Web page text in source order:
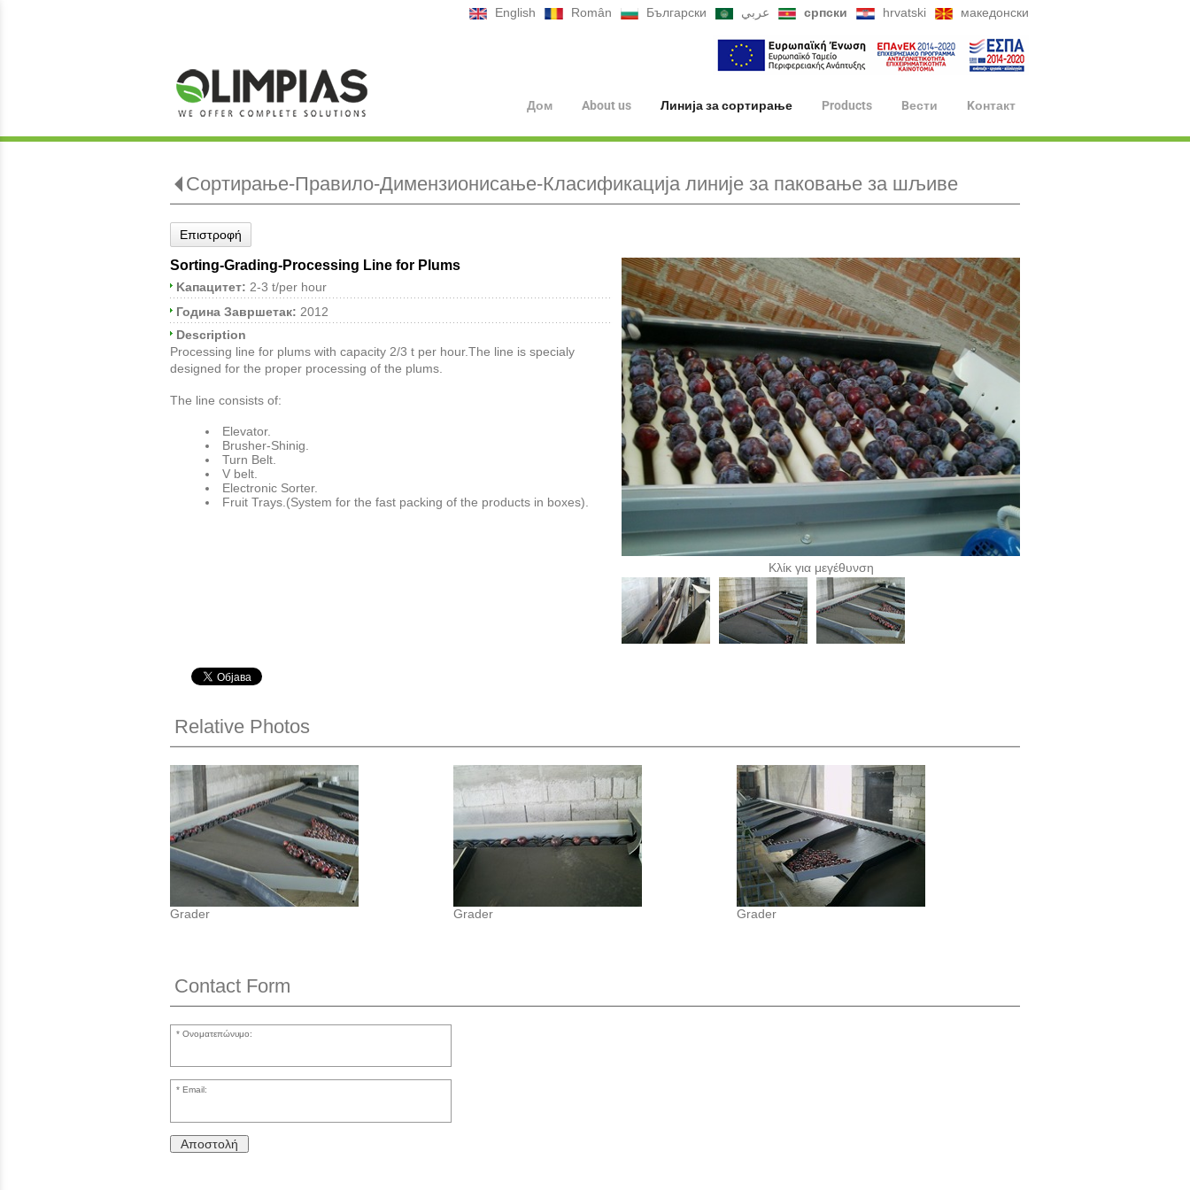
English Român Български عربي српски hrvatski македонски
Дом About us Линија за сортирање Products Bести Kонтакт
Сортирање-Правило-Димензионисање-Класификација линије за паковање за шљиве
Επιστροφή
Κλίκ για μεγέθυνση
Sorting-Grading-Processing Line for Plums
Kапацитет: 2-3 t/per hour
Година Завршетак: 2012
Description
Processing line for plums with capacity 2/3 t per hour.The line is specialy
designed for the proper processing of the plums.
The line consists of:
Εlevator.
Brusher-Shinig.
Turn Belt.
V belt.
Electronic Sorter.
Fruit Trays.(System for the fast packing of the products in boxes).
Relative Photos
Grader Grader Grader
Contact Form
Ονοματεπώνυμο:
Email:
Αποστολή